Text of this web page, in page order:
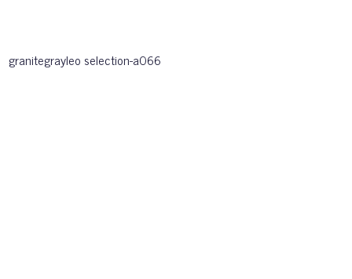
granitegrayleo selection-a066